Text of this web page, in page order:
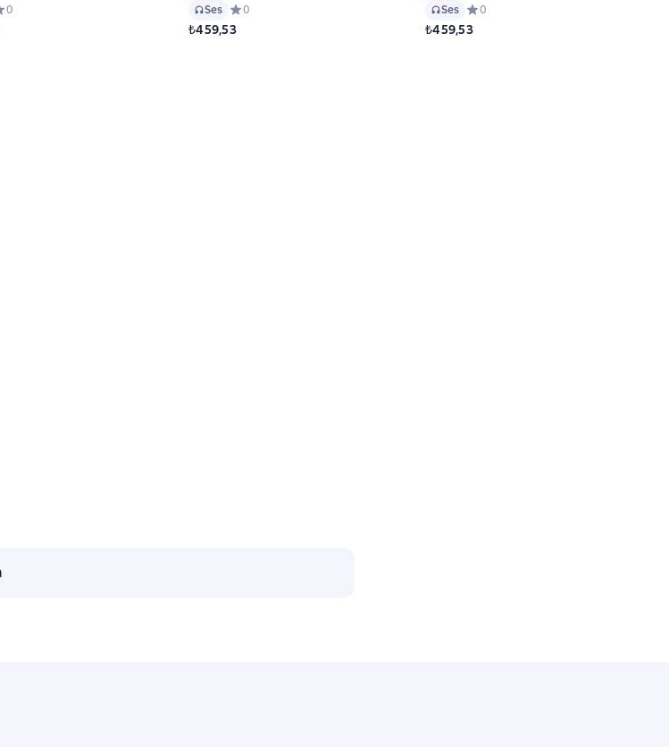
рейтинг 0 на основе 0 оценок
0
Ses Средний рейтинг 0 на основе 0 оценок
0
₺459,53
Ses Средний рейтинг 0 на основе 0
0
₺459,53